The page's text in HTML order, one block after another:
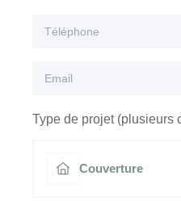
Type de projet (plusieurs
Couverture